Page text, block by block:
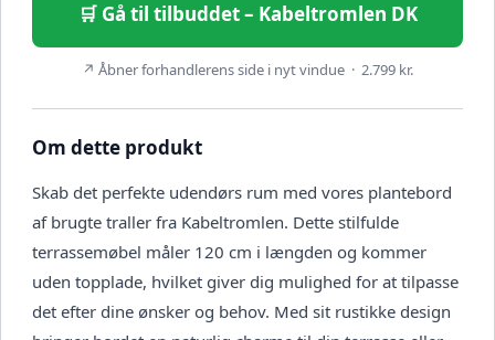
🛒 Gå til tilbuddet – Kabeltromlen DK
↗ Åbner forhandlerens side i nyt vindue · 2.799 kr.
Om dette produkt
Skab det perfekte udendørs rum med vores plantebord
af brugte traller fra Kabeltromlen. Dette stilfulde
terrassemøbel måler 120 cm i længden og kommer
uden topplade, hvilket giver dig mulighed for at tilpasse
det efter dine ønsker og behov. Med sit rustikke design